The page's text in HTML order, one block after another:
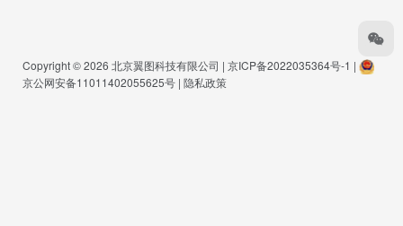
Copyright © 2026 北京翼图科技有限公司 | 京ICP备2022035364号-1 |
京公网安备11011402055625号 | 隐私政策